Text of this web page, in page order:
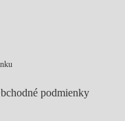
podmienky